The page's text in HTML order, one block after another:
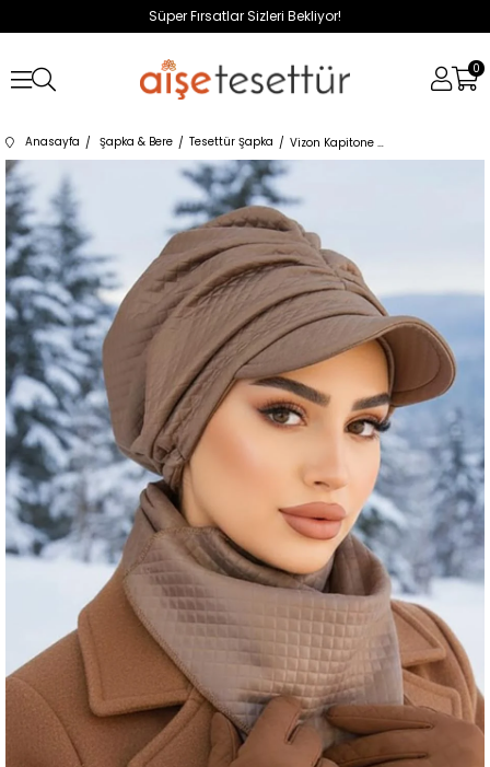
Süper Fırsatlar Sizleri Bekliyor!
0
Anasayfa Şapka & Bere Tesettür Şapka Vizon Kapitone Büzgülü Tesettür Şapka